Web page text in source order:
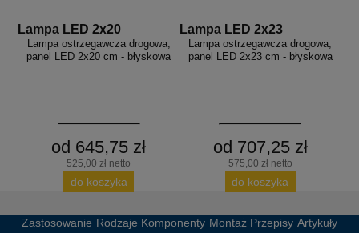
Lampa LED 2x20
Lampa ostrzegawcza drogowa,
panel LED 2x20 cm - błyskowa
od 645,75 zł
525,00 zł netto
do koszyka
Lampa LED 2x23
Lampa ostrzegawcza drogowa,
panel LED 2x23 cm - błyskowa
od 707,25 zł
575,00 zł netto
do koszyka
Zastosowanie Rodzaje Komponenty Montaż Przepisy Artykuły